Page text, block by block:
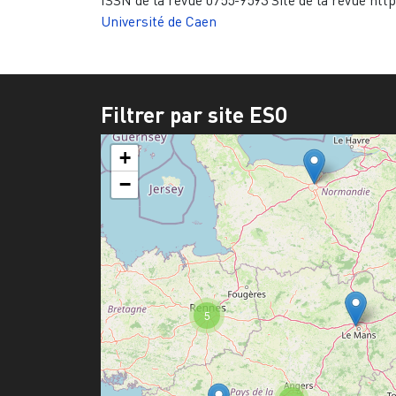
Université de Caen
Filtrer par site ESO
5
+
−